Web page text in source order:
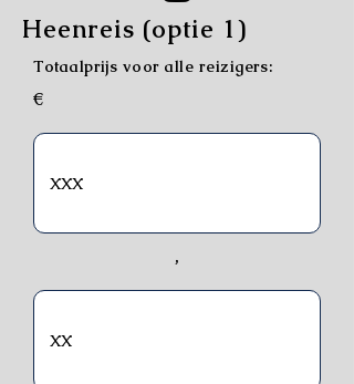
Heenreis (optie 1)
Totaalprijs voor alle reizigers:
€
,